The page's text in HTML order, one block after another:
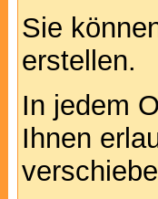
Sie
erstellen.
In jedem
Ihnen